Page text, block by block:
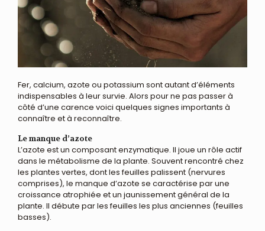
Fer, calcium, azote ou potassium sont autant d’éléments
indispensables à leur survie. Alors pour ne pas passer à
côté d’une carence voici quelques signes importants à
connaître et à reconnaître.
Le manque d’azote
L’azote est un composant enzymatique. Il joue un rôle actif
dans le métabolisme de la plante. Souvent rencontré chez
les plantes vertes, dont les feuilles palissent (nervures
comprises), le manque d’azote se caractérise par une
croissance atrophiée et un jaunissement général de la
plante. Il débute par les feuilles les plus anciennes (feuilles
basses).